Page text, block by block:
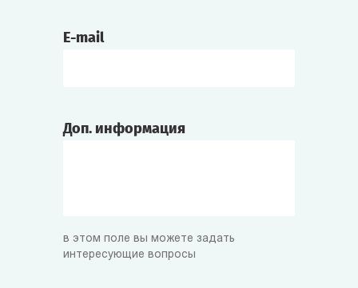
E-mail
Доп. информация
в этом поле вы можете задать
интересующие вопросы